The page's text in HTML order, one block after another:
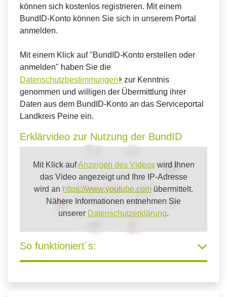
können sich kostenlos registrieren. Mit einem
BundID-Konto können Sie sich in unserem Portal
anmelden.
Mit einem Klick auf "BundID-Konto erstellen oder
anmelden" haben Sie die
Datenschutzbestimmungen
zur Kenntnis
genommen und willigen der Übermittlung ihrer
Daten aus dem BundID-Konto an das Serviceportal
Landkreis Peine ein.
Erklärvideo zur Nutzung der BundID
Mit Klick aufAnzeigen des Videoswird Ihnen
das Video angezeigt und Ihre IP-Adresse
wird an https://www.youtube.com übermittelt.
Nähere Informationen entnehmen Sie
unserer Datenschutzerklärung.
So funktioniert´s: